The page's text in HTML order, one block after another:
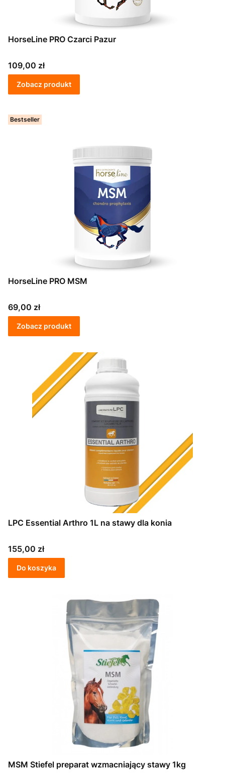
HorseLine PRO Czarci Pazur
Cena
109,00 zł
Zobacz produkt
Bestseller
HorseLine PRO MSM
Cena
69,00 zł
Zobacz produkt
LPC Essential Arthro 1L na stawy dla konia
Cena
155,00 zł
Do koszyka
MSM Stiefel preparat wzmacniający stawy 1kg